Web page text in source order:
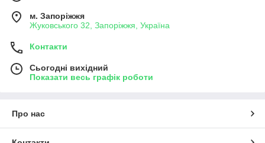
м. Запоріжжя
Жуковського 32, Запоріжжя, Україна
Контакти
Сьогодні вихідний
Показати весь графік роботи
Про нас